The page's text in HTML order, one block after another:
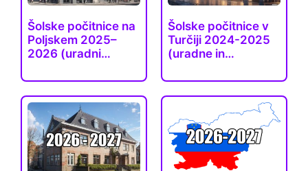
Šolske počitnice na
Poljskem 2025–
2026 (uradni…
Šolske počitnice v
Turčiji 2024-2025
(uradne in